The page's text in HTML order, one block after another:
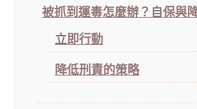
被抓到運毒怎麼辦？自保與
立即行動
降低刑責的策略